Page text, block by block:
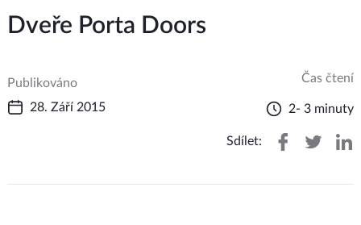
Dveře Porta Doors
Publikováno
28. Září 2015
Čas čtení
2- 3 minuty
Sdílet: